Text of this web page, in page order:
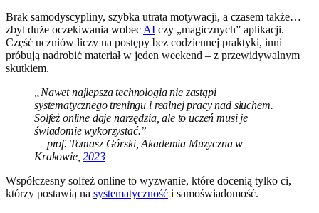
Brak samodyscypliny, szybka utrata motywacji, a czasem także…
zbyt duże oczekiwania wobec AI czy „magicznych” aplikacji.
Część uczniów liczy na postępy bez codziennej praktyki, inni
próbują nadrobić materiał w jeden weekend – z przewidywalnym
skutkiem.
„Nawet najlepsza technologia nie zastąpi
systematycznego treningu i realnej pracy nad słuchem.
Solfeż online daje narzędzia, ale to uczeń musi je
świadomie wykorzystać.”
— prof. Tomasz Górski, Akademia Muzyczna w
Krakowie,2023
Współczesny solfeż online to wyzwanie, które docenią tylko ci,
którzy postawią na systematyczność i samoświadomość.